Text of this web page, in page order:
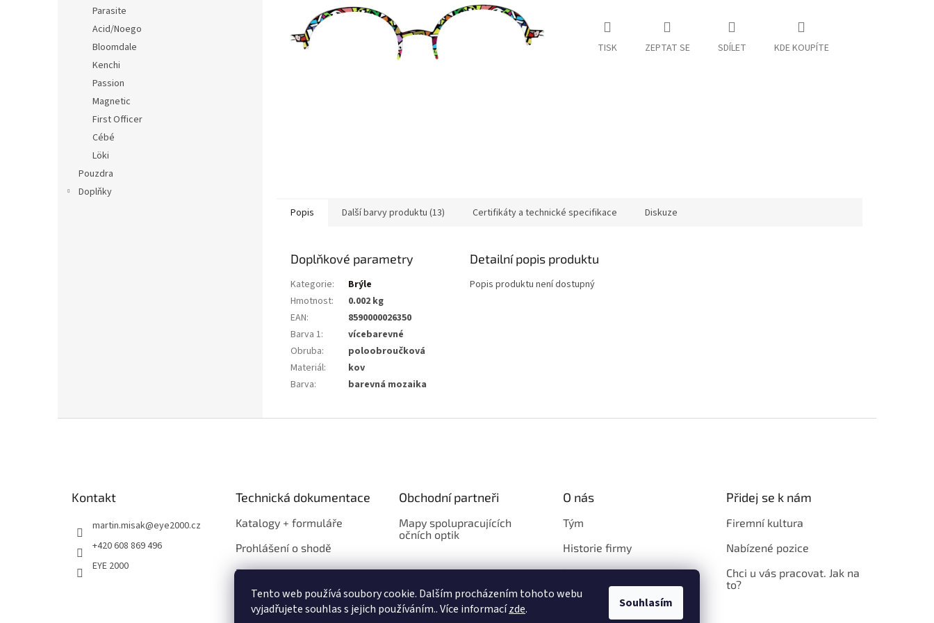
Tento web používá soubory cookie. Dalším procházením tohoto webu
vyjadřujete souhlas s jejich používáním.. Více informacízde. Souhlasím
Parasite
Acid/Noego
Bloomdale
Kenchi
Passion
Magnetic
First Officer
Cébé
Löki
Pouzdra
Doplňky
TISK ZEPTAT SE SDÍLET KDE KOUPÍTE
Popis Další barvy produktu (13) Certifikáty a technické specifikace Diskuze
Doplňkové parametry
Kategorie:
Brýle
Hmotnost:
0.002 kg
EAN:
8590000026350
Barva 1:
vícebarevné
Obruba:
poloobroučková
Materiál:
kov
Barva: barevná mozaika
Detailní popis produktu
Popis produktu není dostupný
Kontakt
martin.misak@eye2000.cz
+420 608 869 496
EYE 2000
Technická dokumentace
Katalogy + formuláře
Prohlášení o shodě
Propagace
Obchodní partneři
Mapy spolupracujících
očních optik
O nás
Tým
Historie firmy
Loga
Přidej se k nám
Firemní kultura
Nabízené pozice
Chci u vás pracovat. Jak na
to?